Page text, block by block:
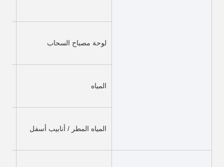
لوحة مصباح السحاب
المياه
المياه المطر / أنابيب أسفل